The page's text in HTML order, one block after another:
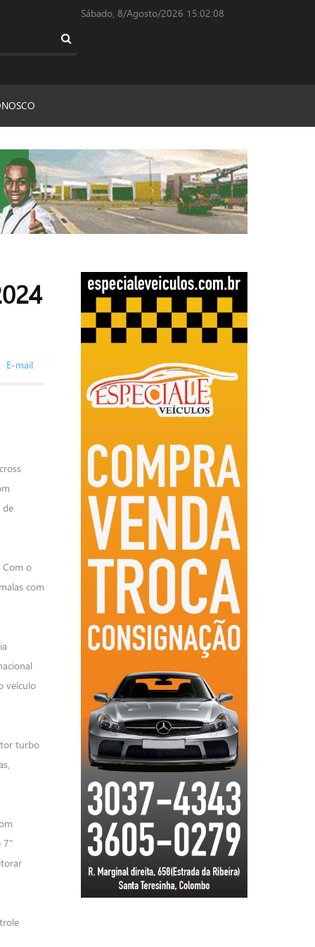
Sábado, 8/Agosto/2026 15:02:09
E-mail
de
Com o
com
veículo
turbo
7"